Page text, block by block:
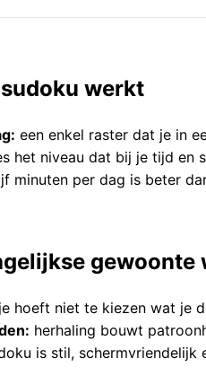
werkt
een enkel raster dat je in
het niveau dat bij je tijd en
minuten per dag is beter
gewoonte
je hoeft niet te kiezen wat je
herhaling bouwt
is stil, schermvriendelijk